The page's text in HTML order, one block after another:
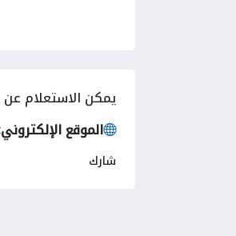
يمكن الاستعلام عن
الموقع
شارك